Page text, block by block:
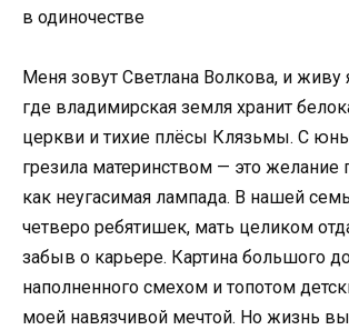
в одиночестве
Меня зовут Светлана Волкова, и живу
где владимирская земля хранит
церкви и тихие плёсы Клязьмы. С
грезила материнством — это желание
как неугасимая лампада. В нашей
четверо ребятишек, мать целиком
забыв о карьере. Картина большого
наполненного смехом и топотом
моей навязчивой мечтой. Но жизнь